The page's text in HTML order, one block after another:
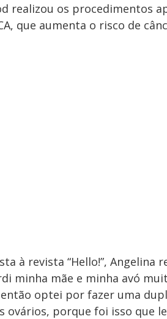
realizou os procedimentos
que aumenta o risco de
à revista “Hello!”, Angelina
minha mãe e minha avó
então optei por fazer uma
ovários, porque foi isso que